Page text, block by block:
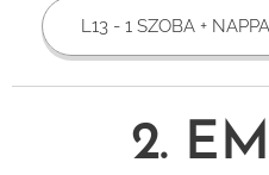
L13 - 1 SZOBA +
2.